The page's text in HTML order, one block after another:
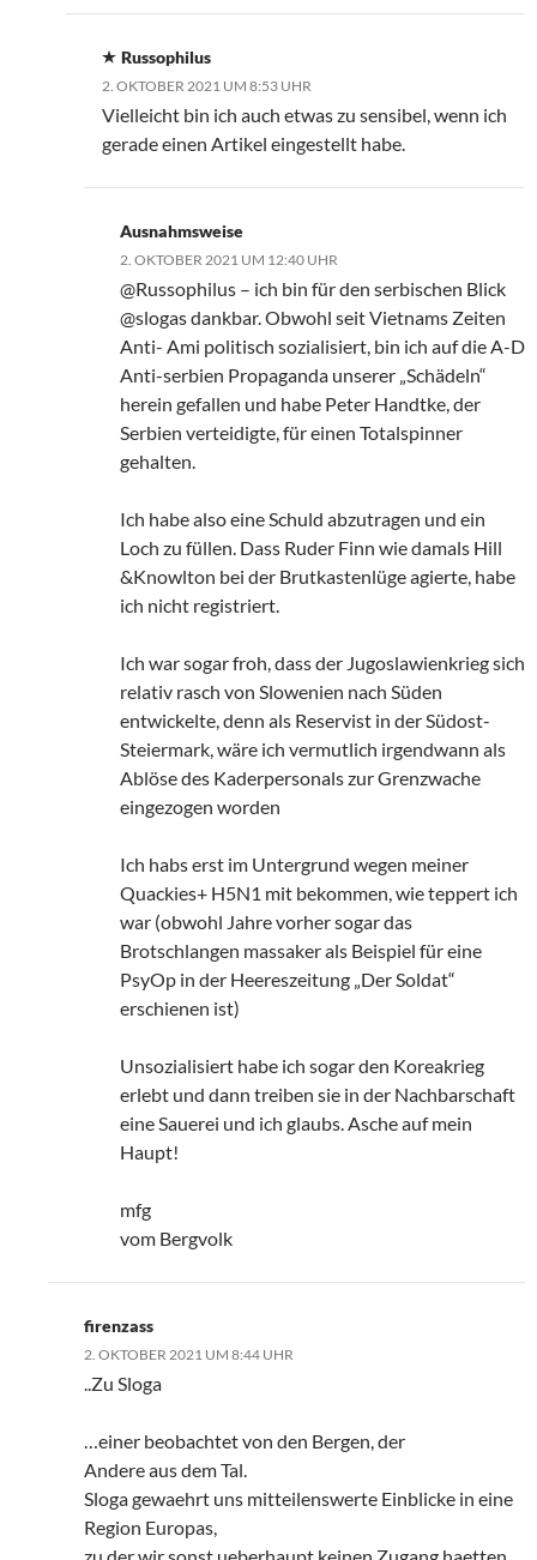
Russophilus
2. OKTOBER 2021 UM 8:53 UHR
Vielleicht bin ich auch etwas zu sensibel, wenn ich
gerade einen Artikel eingestellt habe.
Ausnahmsweise
2. OKTOBER 2021 UM 12:40 UHR
@Russophilus – ich bin für den serbischen Blick
@slogas dankbar. Obwohl seit Vietnams Zeiten
Anti- Ami politisch sozialisiert, bin ich auf die A-D
Anti-serbien Propaganda unserer „Schädeln“
herein gefallen und habe Peter Handtke, der
Serbien verteidigte, für einen Totalspinner
gehalten.
Ich habe also eine Schuld abzutragen und ein
Loch zu füllen. Dass Ruder Finn wie damals Hill
&Knowlton bei der Brutkastenlüge agierte, habe
ich nicht registriert.
Ich war sogar froh, dass der Jugoslawienkrieg sich
relativ rasch von Slowenien nach Süden
entwickelte, denn als Reservist in der Südost-
Steiermark, wäre ich vermutlich irgendwann als
Ablöse des Kaderpersonals zur Grenzwache
eingezogen worden
Ich habs erst im Untergrund wegen meiner
Quackies+ H5N1 mit bekommen, wie teppert ich
war (obwohl Jahre vorher sogar das
Brotschlangen massaker als Beispiel für eine
PsyOp in der Heereszeitung „Der Soldat“
erschienen ist)
Unsozialisiert habe ich sogar den Koreakrieg
erlebt und dann treiben sie in der Nachbarschaft
eine Sauerei und ich glaubs. Asche auf mein
Haupt!
mfg
vom Bergvolk
firenzass
2. OKTOBER 2021 UM 8:44 UHR
..Zu Sloga
…einer beobachtet von den Bergen, der
Andere aus dem Tal.
Sloga gewaehrt uns mitteilenswerte Einblicke in eine
Region Europas,